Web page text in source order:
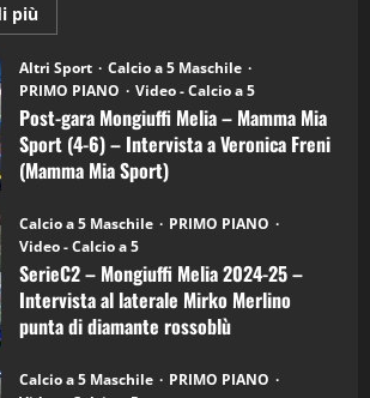
più
informazioni
Post-
gara
Mongiuffi
Melia
–
Mamma
Mia
Sport
6)
–
Intervista
a
mister
Arturo
Carciotto
(Mongiuffi
Altri Sport
Calcio a 5 Maschile
PRIMO PIANO
Video - Calcio a 5
Post-gara Mongiuffi Melia – Mamma Mia
Sport (4-6) – Intervista a Veronica Freni
(Mamma Mia Sport)
Calcio a 5 Maschile
PRIMO PIANO
Video - Calcio a 5
SerieC2 – Mongiuffi Melia 2024-25 –
Intervista al laterale Mirko Merlino
punta di diamante rossoblù
Calcio a 5 Maschile
PRIMO PIANO
"SportEmpire" in Podcast
“SportEmpire” in Podcast: 28^ Puntata
(Martedi 21 Aprile 2026)
21/04/2026
“SportEmpire” in Podcast: 27^ Puntata
(Martedi 14 Aprile 2026)
15/04/2026
“SportEmpire” in Podcast: 26^ Puntata